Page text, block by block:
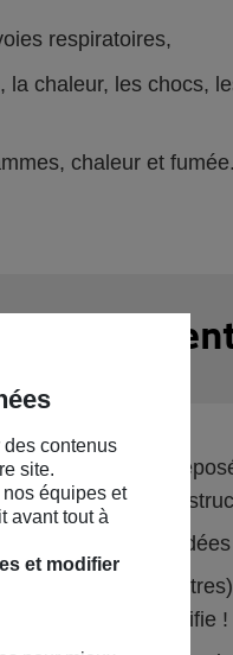
respiratoires,
chaleur, les chocs,
chaleur et fumée.
ils être
sont
(cf notice
et celle des
d'assistance le justifie !
contenus
site.
nos équipes et
avant tout à
et modifier